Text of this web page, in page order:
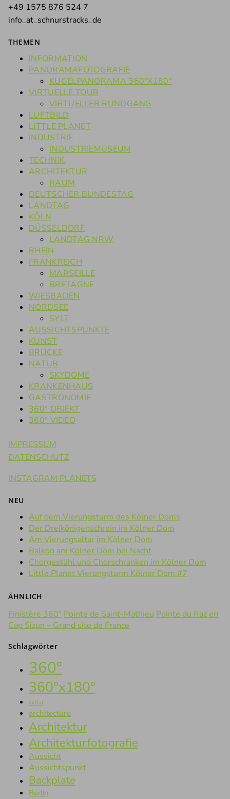
+49 1575 876 524 7
info_at_schnurstracks_de
THEMEN
INFORMATION
PANORAMAFOTOGRAFIE
KUGELPANORAMA 360°X180°
VIRTUELLE TOUR
VIRTUELLER RUNDGANG
LUFTBILD
LITTLE PLANET
INDUSTRIE
INDUSTRIEMUSEUM
TECHNIK
ARCHITEKTUR
RAUM
DEUTSCHER BUNDESTAG
LANDTAG
KÖLN
DÜSSELDORF
LANDTAG NRW
RHEIN
FRANKREICH
MARSEILLE
BRETAGNE
WIESBADEN
NORDSEE
SYLT
AUSSICHTSPUNKTE
KUNST
BRÜCKE
NATUR
SKYDOME
KRANKENHAUS
GASTRONOMIE
360° OBJEKT
360° VIDEO
IMPRESSUM
DATENSCHUTZ
INSTAGRAM PLANETS
NEU
Auf dem Vierungsturm des Kölner Doms
Der Dreikönigenschrein im Kölner Dom
Am Vierungsaltar im Kölner Dom
Balkon am Kölner Dom bei Nacht
Chorgestühl und Chorschranken im Kölner Dom
Little Planet Vierungsturm Kölner Dom #7
ÄHNLICH
Finistère 360° Pointe de Saint-Mathieu Pointe du Raz en
Cap Sizun – Grand site de France
Schlagwörter
360°
360°x180°
aerial
architecture
Architektur
Architekturfotografie
Aussicht
Aussichtspunkt
Backplate
Berlin